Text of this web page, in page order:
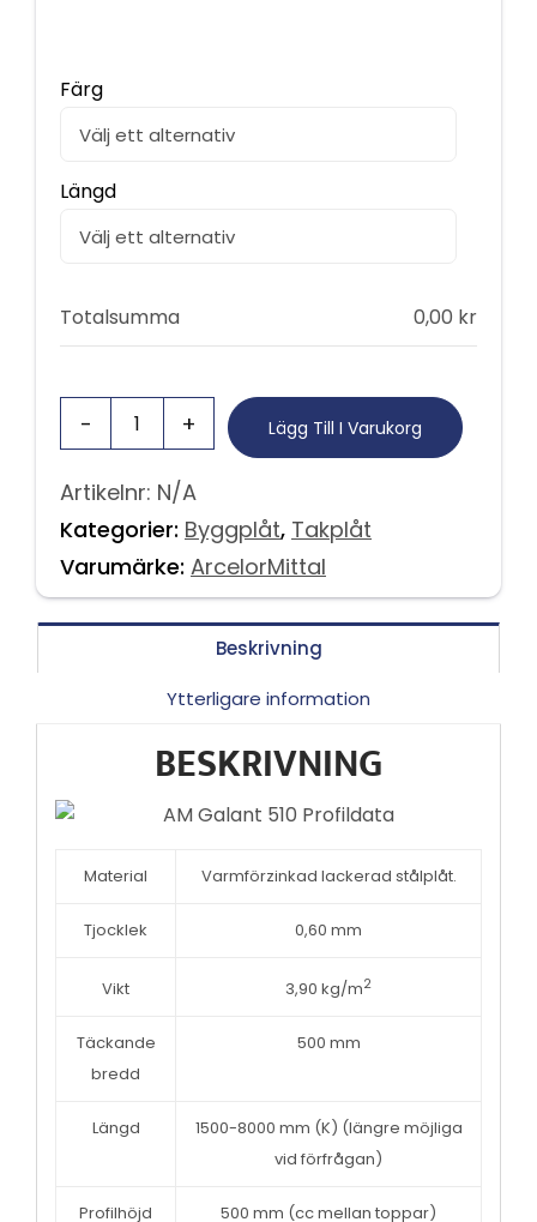
Färg
Längd
Totalsumma 0,00 kr
Lägg Till I Varukorg
Artikelnr: N/A
Kategorier: Byggplåt, Takplåt
Varumärke: ArcelorMittal
Beskrivning
Ytterligare information
BESKRIVNING
Material Varmförzinkad lackerad stålplåt.
Tjocklek 0,60 mm
Vikt 3,90 kg/m2
Täckande
bredd
500 mm
Längd
1500-8000 mm (K) (längre möjliga
vid förfrågan)
Profilhöjd 500 mm (cc mellan toppar)